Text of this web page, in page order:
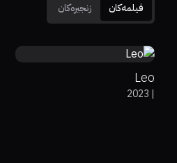
فیلمەکان زنجیرەکان 7.9
Leo
|
2023